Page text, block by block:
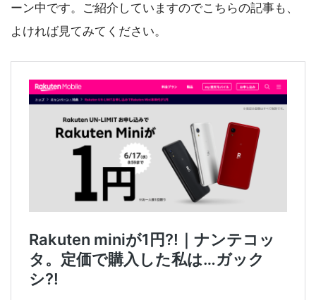
ーン中です。ご紹介していますのでこちらの記事も、
よければ見てみてください。